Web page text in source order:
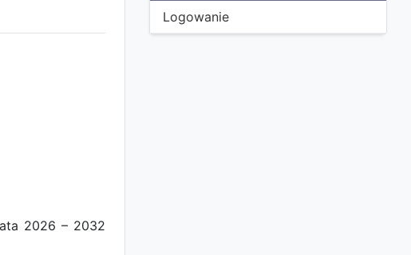
2026 – 2032
Logowanie